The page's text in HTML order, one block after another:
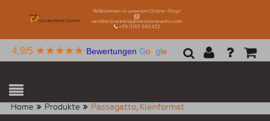
Willkommen in unserem Online-Shop!
vendite@vetreriadimensionevetro.com
+39 0163 560432
4,9/5 ★★★★★ Bewertungen Google
Home Produkte Passagatto, Kleinformat